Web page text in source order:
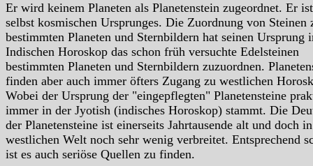
Er wird keinem Planeten als Planetenstein zugeordnet. Er
selbst kosmischen Ursprunges. Die Zuordnung von Steinen
bestimmten Planeten und Sternbildern hat seinen Ursprung
Indischen Horoskop das schon früh versuchte Edelsteinen
bestimmten Planeten und Sternbildern zuzuordnen.
finden aber auch immer öfters Zugang zu westlichen
Wobei der Ursprung der "eingepflegten" Planetensteine
immer in der Jyotish (indisches Horoskop) stammt. Die
der Planetensteine ist einerseits Jahrtausende alt und doch
westlichen Welt noch sehr wenig verbreitet. Entsprechend
ist es auch seriöse Quellen zu finden.